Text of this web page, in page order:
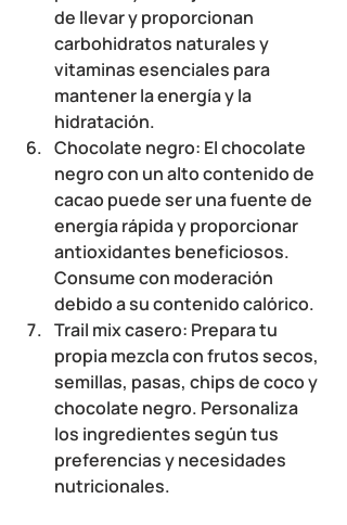
de llevar y proporcionan
carbohidratos naturales y
vitaminas esenciales para
mantener la energía y la
hidratación.
Chocolate negro: El chocolate
negro con un alto contenido de
cacao puede ser una fuente de
energía rápida y proporcionar
antioxidantes beneficiosos.
Consume con moderación
debido a su contenido calórico.
Trail mix casero: Prepara tu
propia mezcla con frutos secos,
semillas, pasas, chips de coco y
chocolate negro. Personaliza
los ingredientes según tus
preferencias y necesidades
nutricionales.